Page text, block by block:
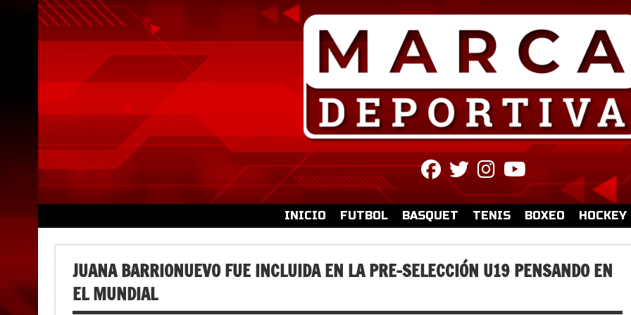
fab
fa-
facebook
fab
fa-
twitter
fab
fa-
instagram
fa-
youtube
INICIO FUTBOL BASQUET TENIS BOXEO HOCKEY
JUANA BARRIONUEVO FUE INCLUIDA EN LA PRE-SELECCIÓN U19 PENSANDO EN
EL MUNDIAL